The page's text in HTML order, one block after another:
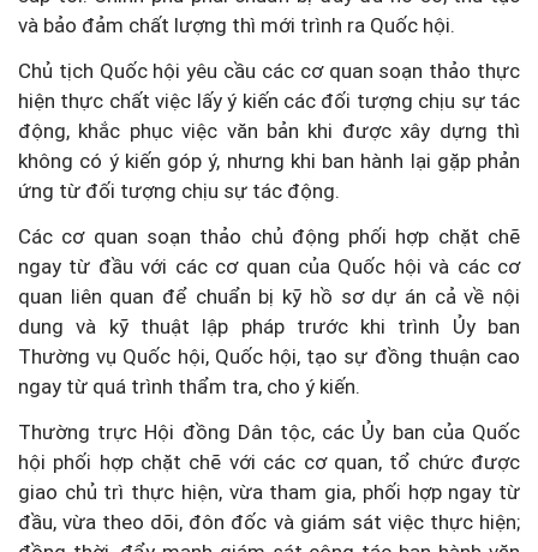
và bảo đảm chất lượng thì mới trình ra Quốc hội.
Chủ tịch Quốc hội yêu cầu các cơ quan soạn thảo thực
hiện thực chất việc lấy ý kiến các đối tượng chịu sự tác
động, khắc phục việc văn bản khi được xây dựng thì
không có ý kiến góp ý, nhưng khi ban hành lại gặp phản
ứng từ đối tượng chịu sự tác động.
Các cơ quan soạn thảo chủ động phối hợp chặt chẽ
ngay từ đầu với các cơ quan của Quốc hội và các cơ
quan liên quan để chuẩn bị kỹ hồ sơ dự án cả về nội
dung và kỹ thuật lập pháp trước khi trình Ủy ban
Thường vụ Quốc hội, Quốc hội, tạo sự đồng thuận cao
ngay từ quá trình thẩm tra, cho ý kiến.
Thường trực Hội đồng Dân tộc, các Ủy ban của Quốc
hội phối hợp chặt chẽ với các cơ quan, tổ chức được
giao chủ trì thực hiện, vừa tham gia, phối hợp ngay từ
đầu, vừa theo dõi, đôn đốc và giám sát việc thực hiện;